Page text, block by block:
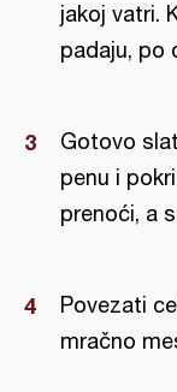
jakoj vatri.
padaju, po
Gotovo
penu i
prenoći, a
Povezati
mračno